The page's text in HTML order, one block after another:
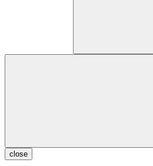
close